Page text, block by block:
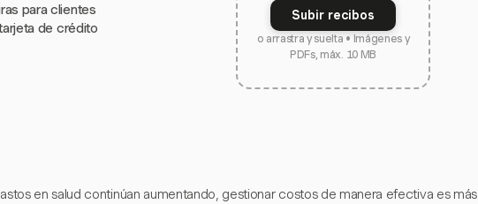
para clientes
de crédito
Subir recibos
o arrastra y suelta • Imágenes y
PDFs, máx. 10 MB
en salud continúan aumentando, gestionar costos de manera efectiva es más